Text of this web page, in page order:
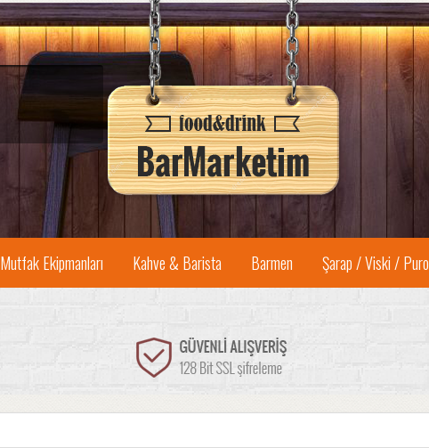
Mutfak Ekipmanları Kahve & Barista Barmen Şarap / Viski / Puro